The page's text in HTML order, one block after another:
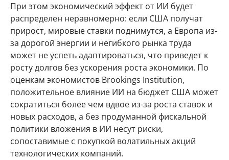
При этом экономический эффект от ИИ будет
распределен неравномерно: если США получат
прирост, мировые ставки поднимутся, а Европа из-
за дорогой энергии и негибкого рынка труда
может не успеть адаптироваться, что приведет к
росту долгов без ускорения роста экономики. По
оценкам экономистов Brookings Institution,
положительное влияние ИИ на бюджет США может
сократиться более чем вдвое из-за роста ставок и
новых расходов, а без продуманной фискальной
политики вложения в ИИ несут риски,
сопоставимые с покупкой волатильных акций
технологических компаний.